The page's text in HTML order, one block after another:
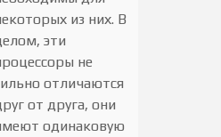
из них. В
эти
не
отличаются
от друга, они
одинаковую